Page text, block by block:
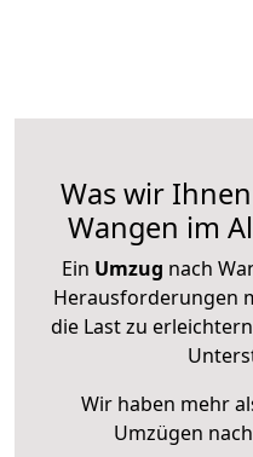
Was wir
Wangen im
Ein Umzug nach
Herausforderungen
die Last zu
Wir haben mehr
Umzügen nach